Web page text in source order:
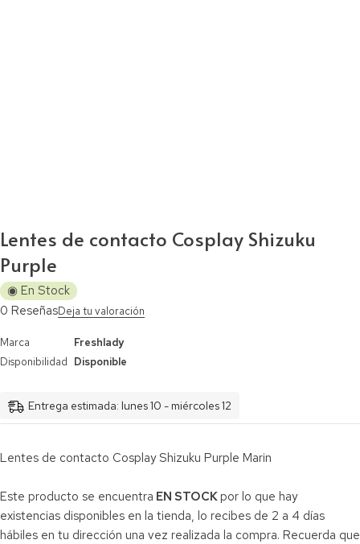
Lentes de contacto Cosplay Shizuku
Purple
◉ En Stock
0 ReseñasDeja tu valoración
Marca
Freshlady
Disponibilidad Disponible
Entrega estimada: lunes 10 - miércoles 12
Lentes de contacto Cosplay Shizuku Purple Marin
Este producto se encuentra EN STOCKpor lo que hay
existencias disponibles en la tienda, lo recibes de 2 a 4 días
hábiles en tu dirección una vez realizada la compra. Recuerda que